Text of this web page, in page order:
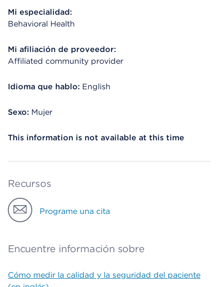
Mi especialidad:
Behavioral Health
Mi afiliación de proveedor:
Affiliated community provider
Idioma que hablo: English
Sexo: Mujer
This information is not available at this time
Recursos
Programe una cita
Encuentre información sobre
Cómo medir la calidad y la seguridad del paciente